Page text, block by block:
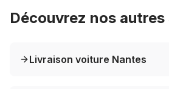
Découvrez nos
Livraison voiture Nantes